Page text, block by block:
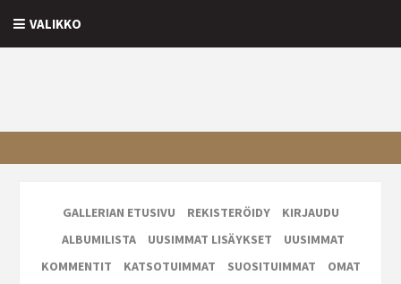
VALIKKO
GALLERIAN ETUSIVU REKISTERÖIDY
KIRJAUDU
ALBUMILISTA
UUSIMMAT LISÄYKSET
UUSIMMAT
KOMMENTIT
KATSOTUIMMAT SUOSITUIMMAT
OMAT